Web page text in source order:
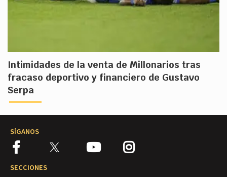
Intimidades de la venta de Millonarios tras
fracaso deportivo y financiero de Gustavo
Serpa
SÍGANOS
SECCIONES